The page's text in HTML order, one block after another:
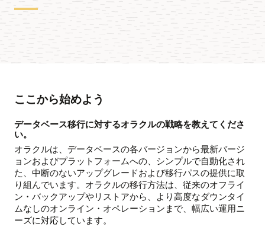
ここから始めよう
データベース移行に対するオラクルの戦略を教えてくださ
い。
オラクルは、データベースの各バージョンから最新バージ
ョンおよびプラットフォームへの、シンプルで自動化され
た、中断のないアップグレードおよび移行パスの提供に取
り組んでいます。オラクルの移行方法は、従来のオフライ
ン・バックアップやリストアから、より高度なダウンタイ
ムなしのオンライン・オペレーションまで、幅広い運用ニ
ーズに対応しています。